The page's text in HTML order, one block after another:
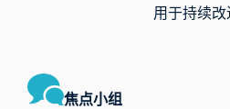
用于持续改
焦点小组